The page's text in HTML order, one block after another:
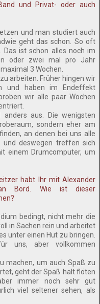
und Privat- oder auch
und man studiert auch
geht das schon. So oft
ist schon alles noch im
oder zwei mal pro Jahr
3 Wochen.
arbeiten. Früher hingen wir
und haben im Endeffekt
wir alle paar Wochen
aus. Die wenigsten
sondern eher am
an denen bei uns alle
und deswegen treffen sich
einem Drumcomputer, um
habt Ihr mit Alexander
Bord. Wie ist dieser
bedingt, nicht mehr die
in Sachen rein und arbeitet
unter einen Hut zu bringen.
uns, aber vollkommen
machen, um auch Spaß zu
geht der Spaß halt flöten
immer noch sehr gut
viel seltener sehen, als